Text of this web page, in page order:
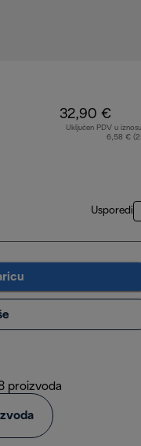
32,90 €
Uključen PDV u
6,58 €
Usporedi
proizvoda